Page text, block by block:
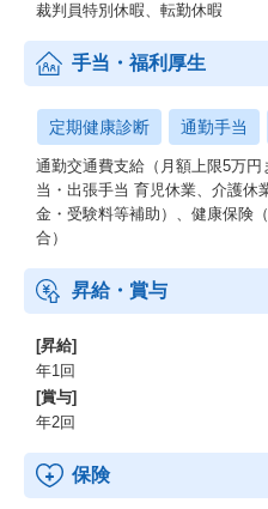
裁判員特別休暇、転勤休暇
手当・福利厚生
定期健康診断 通勤手当
通勤交通費支給（月額上限5万
当・出張手当 育児休業、介護休
金・受験料等補助）、健康保険
合）
昇給・賞与
[昇給]
年1回
[賞与]
年2回
保険